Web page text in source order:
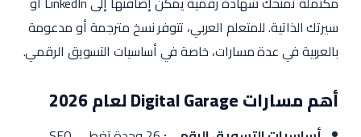
سيرتك الذاتية. للمتعلم العربي، تتوفر نسخ مترجمة أو مدعومة
بالعربية في عدة مسارات، خاصة في أساسيات التسويق الرقمي.
أهم مسارات Digital Garage لعام 2026